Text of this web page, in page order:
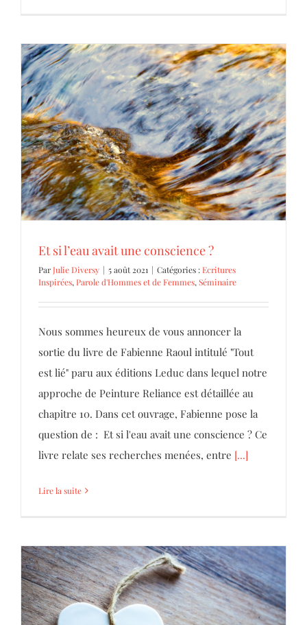
Et si l’eau avait une conscience ?
Ecritures Inspirées Parole d'Hommes et de Femmes
Séminaire
Et si l’eau avait une conscience ?
ParJulie Diversy | 5 août 2021 | Catégories :Ecritures
Inspirées,Parole d'Hommes et de Femmes,Séminaire
Nous sommes heureux de vous annoncer la
sortie du livre de Fabienne Raoul intitulé "Tout
est lié" paru aux éditions Leduc dans lequel notre
approche de Peinture Reliance est détaillée au
chapitre 10. Dans cet ouvrage, Fabienne pose la
question de : Et si l'eau avait une conscience ? Ce
livre relate ses recherches menées, entre [...]
Lire la suite